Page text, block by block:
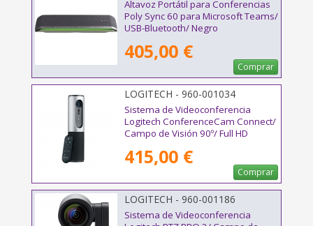
Altavoz Portátil para Conferencias
Poly Sync 60 para Microsoft Teams/
USB-Bluetooth/ Negro
405,00 €
Comprar
LOGITECH - 960-001034
Sistema de Videoconferencia
Logitech ConferenceCam Connect/
Campo de Visión 90º/ Full HD
415,00 €
Comprar
LOGITECH - 960-001186
Sistema de Videoconferencia